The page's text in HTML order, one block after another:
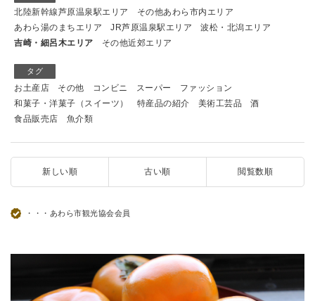
北陸新幹線芦原温泉駅エリア
その他あわら市内エリア
あわら湯のまちエリア
JR芦原温泉駅エリア
波松・北潟エリア
吉崎・細呂木エリア
その他近郊エリア
タグ
お土産店 その他 コンビニ スーパー
ファッション
和菓子・洋菓子（スイーツ）
特産品の紹介 美術工芸品
酒
食品販売店
魚介類
新しい順 古い順 閲覧数順
・・・あわら市観光協会会員